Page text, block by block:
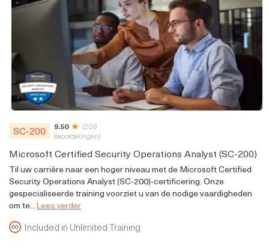
SC-200 9.50
(209
beoordelingen)
Microsoft Certified Security Operations Analyst (SC-200)
Til uw carrière naar een hoger niveau met de Microsoft Certified
Security Operations Analyst (SC-200)-certificering. Onze
gespecialiseerde training voorziet u van de nodige vaardigheden
om te...Lees verder
Included in Unlimited Training